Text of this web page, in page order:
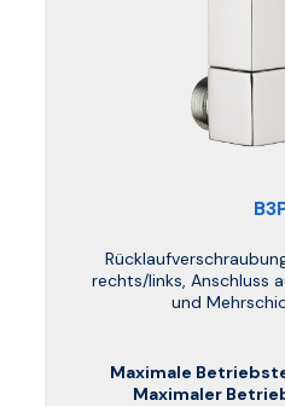
rechts/links, Anschluss
und
Maximale
Maximaler